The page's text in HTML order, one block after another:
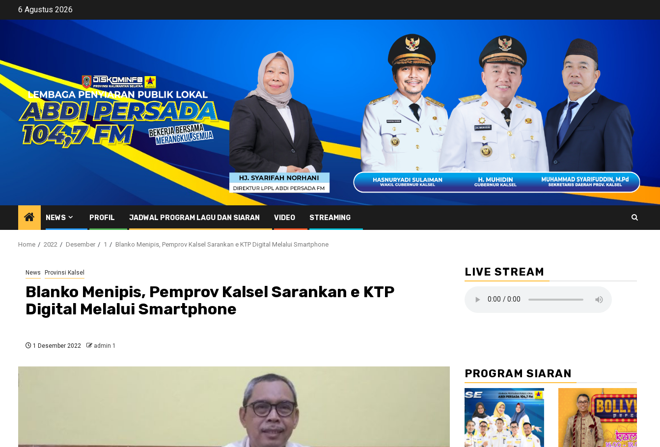
content
6 Agustus 2026
NEWS PROFIL JADWAL PROGRAM LAGU DAN SIARAN VIDEO STREAMING
Home 2022 Desember 1 Blanko Menipis, Pemprov Kalsel Sarankan e KTP Digital Melalui Smartphone
News Provinsi Kalsel
Blanko Menipis, Pemprov Kalsel Sarankan e KTP
Digital Melalui Smartphone
1 Desember 2022 admin 1
LIVE STREAM
PROGRAM SIARAN
//2